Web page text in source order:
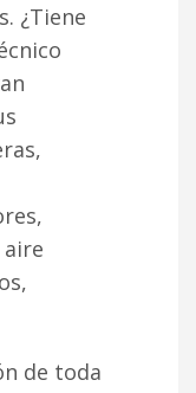
¿Tiene
de toda